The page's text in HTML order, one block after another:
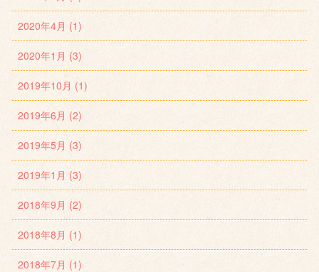
2020年4月 (1)
2020年1月 (3)
2019年10月 (1)
2019年6月 (2)
2019年5月 (3)
2019年1月 (3)
2018年9月 (2)
2018年8月 (1)
2018年7月 (1)